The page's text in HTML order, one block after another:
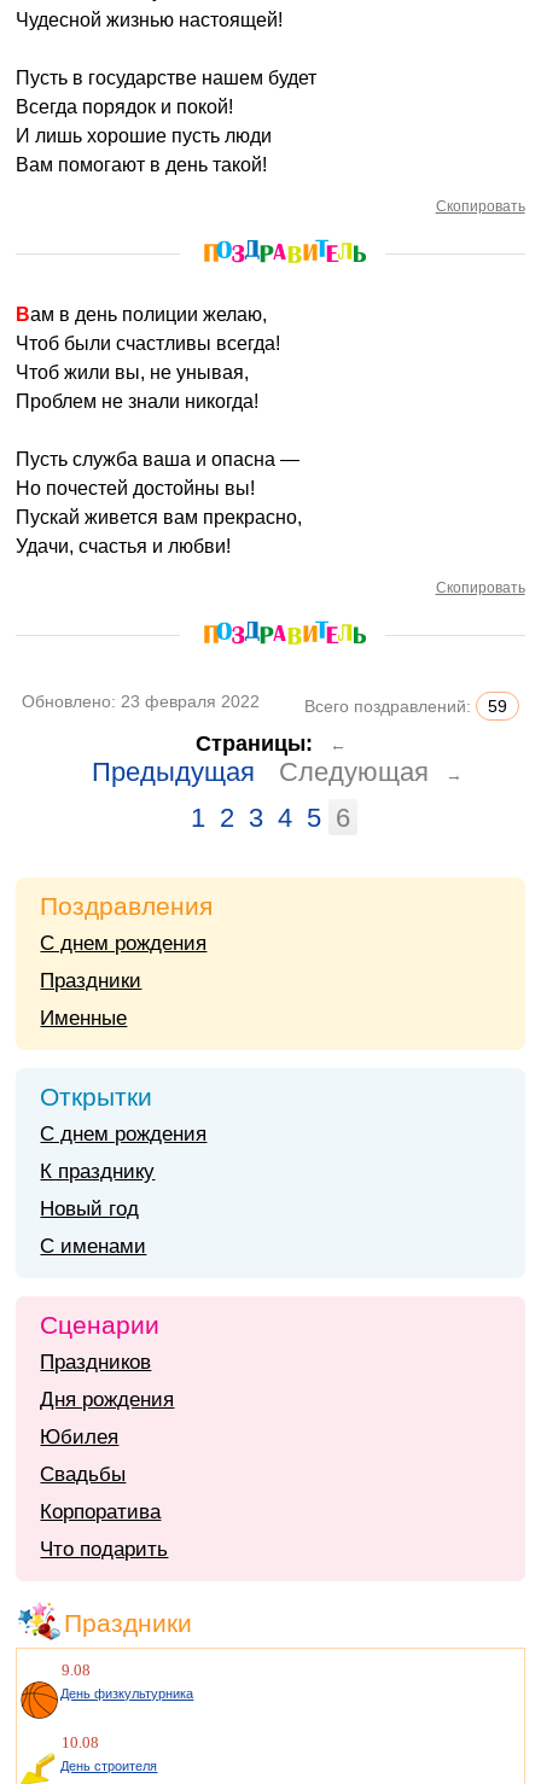
Чудесной жизнью настоящей!
Пусть в государстве нашем будет
Всегда порядок и покой!
И лишь хорошие пусть люди
Вам помогают в день такой!
Скопировать
Вам в день полиции желаю,
Чтоб были счастливы всегда!
Чтоб жили вы, не унывая,
Проблем не знали никогда!
Пусть служба ваша и опасна —
Но почестей достойны вы!
Пускай живется вам прекрасно,
Удачи, счастья и любви!
Скопировать
Обновлено: 23 февраля 2022 Всего поздравлений: 59
Страницы: ←
Предыдущая Следующая →
1 2 3 4 5 6
Поздравления
С днем рождения
Праздники
Именные
Открытки
С днем рождения
К празднику
Новый год
С именами
Сценарии
Праздников
Дня рождения
Юбилея
Свадьбы
Корпоратива
Что подарить
Праздники
9.08
День физкультурника
10.08
День строителя